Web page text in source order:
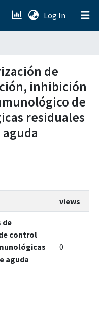
Log In (current)
de
inhibición
de
residuales
views
de
control
aguda
0